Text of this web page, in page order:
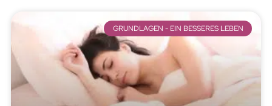
GRUNDLAGEN - EIN BESSERES LEBEN